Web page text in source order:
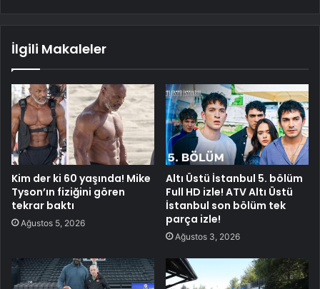
İlgili Makaleler
Kim der ki 60 yaşında! Mike
Tyson’ın fiziğini gören
tekrar baktı
Ağustos 5, 2026
Altı Üstü İstanbul 5. bölüm
Full HD izle! ATV Altı Üstü
İstanbul son bölüm tek
parça izle!
Ağustos 3, 2026